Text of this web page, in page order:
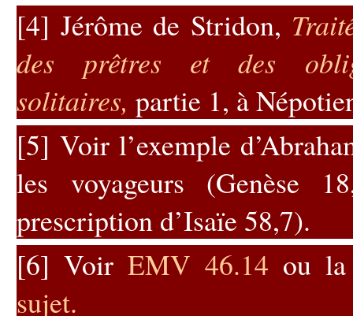
[4] Jérôme de Stridon,
des prêtres et des
solitaires,partie 1, à
[5] Voir l’exemple
les voyageurs (Genèse
prescription d’Isaïe 58,7).
[6] VoirEMV 46.14 ou
sujet.